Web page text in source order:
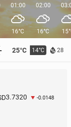
25°C 14°C 28
01:00
16°C
02:00
16°C
3.7320 -0.0148